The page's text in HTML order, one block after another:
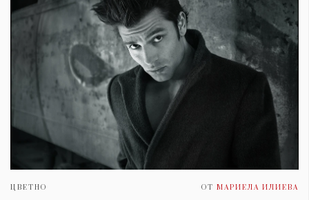
ЦВЕТНО ОТ МАРИЕЛА ИЛИЕВА